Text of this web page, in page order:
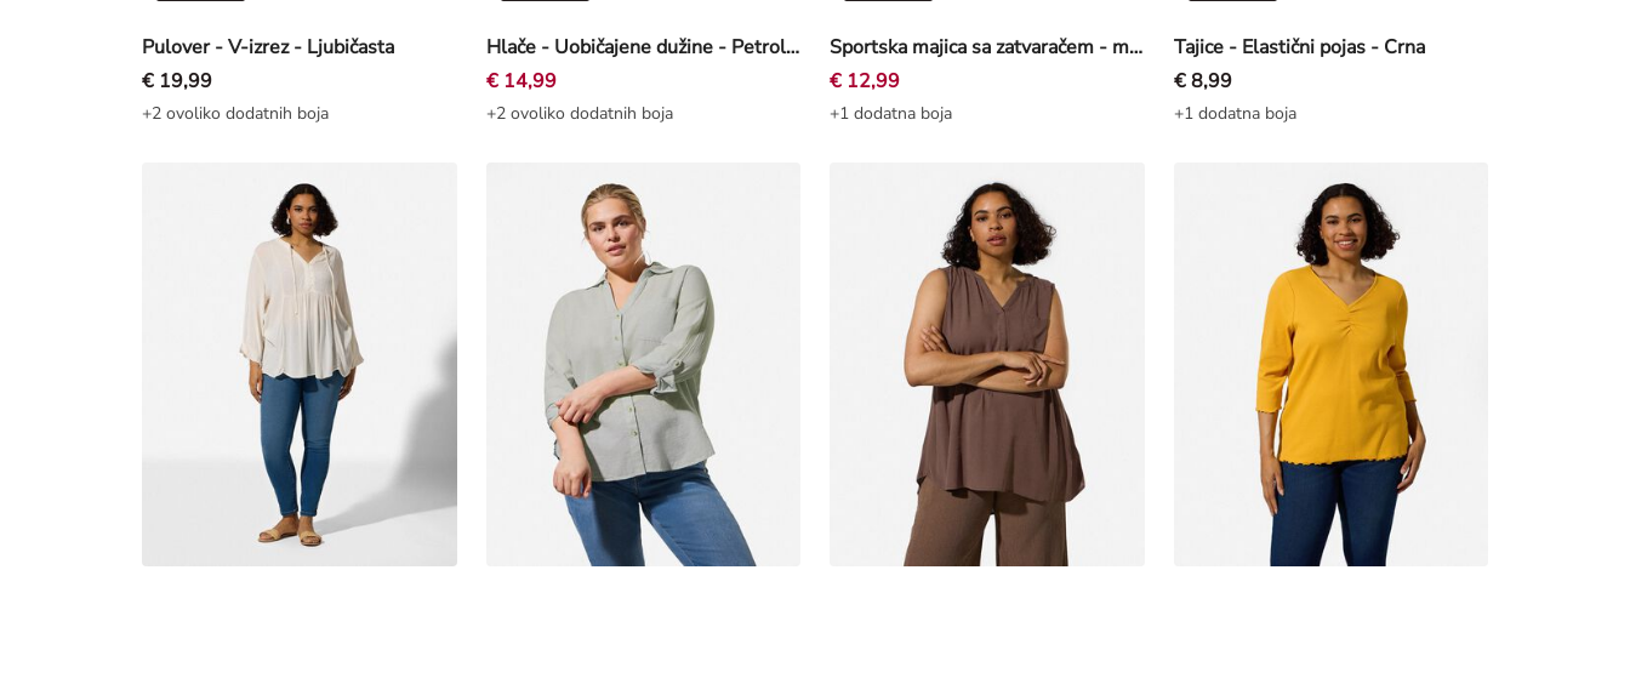
Pulover - V-izrez - Ljubičasta
€ 19,99
+2 ovoliko dodatnih boja
Hlače - Uobičajene dužine - Petrolej
€ 14,99
+2 ovoliko dodatnih boja
Sportska majica sa zatvaračem - mješavina pamuka - Tamnosiva
€ 12,99
+1 dodatna boja
Tajice - Elastični pojas - Crna
€ 8,99
+1 dodatna boja